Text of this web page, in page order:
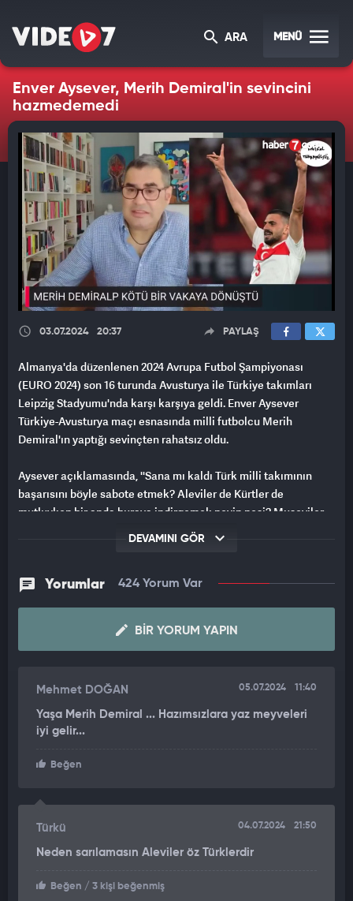
ARA MENÜ
Enver Aysever, Merih Demiral'in sevincini
hazmedemedi
03.07.2024 20:37 PAYLAŞ
Almanya'da düzenlenen 2024 Avrupa Futbol Şampiyonası
(EURO 2024) son 16 turunda Avusturya ile Türkiye takımları
Leipzig Stadyumu'nda karşı karşıya geldi. Enver Aysever
Türkiye-Avusturya maçı esnasında milli futbolcu Merih
Demiral'ın yaptığı sevinçten rahatsız oldu.
Aysever açıklamasında, ''Sana mı kaldı Türk milli takımının
başarısını böyle sabote etmek? Aleviler de Kürtler de
mutluyken bir anda buraya indirgemek neyin nesi? Museviler
Türkiye'de Atatürk'ü çok sever, bu hareket onları da yok sayar."
DEVAMINI GÖR
Yorumlar 424 Yorum Var
BIR YORUM YAPIN
Mehmet DOĞAN 05.07.2024 11:40
Yaşa Merih Demiral ... Hazımsızlara yaz meyveleri
iyi gelir...
Beğen
Türkü 04.07.2024 21:50
Neden sarılamasın Aleviler öz Türklerdir
Beğen / 3 kişi beğenmiş